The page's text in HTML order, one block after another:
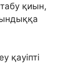
қиын,
қауіпті